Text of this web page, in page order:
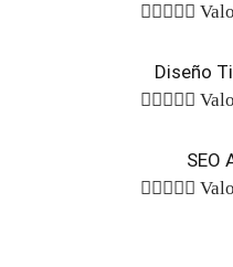
    
Diseño
    
SEO
    